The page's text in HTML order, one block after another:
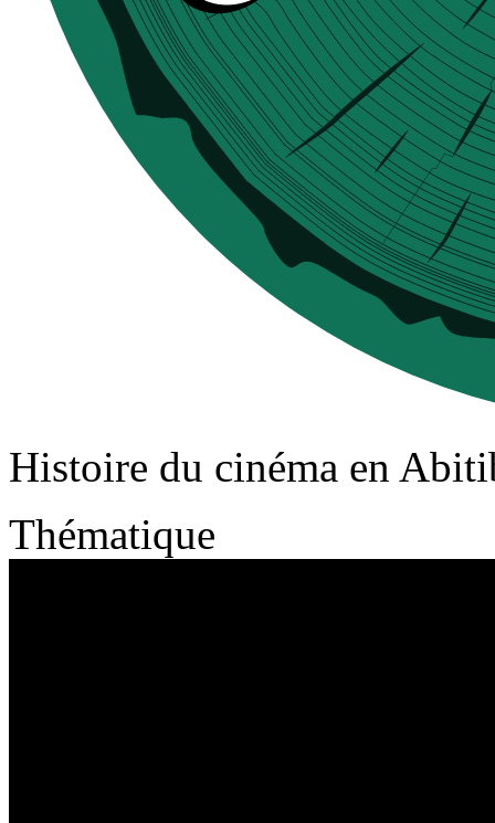
Histoire du cinéma en
Thématique